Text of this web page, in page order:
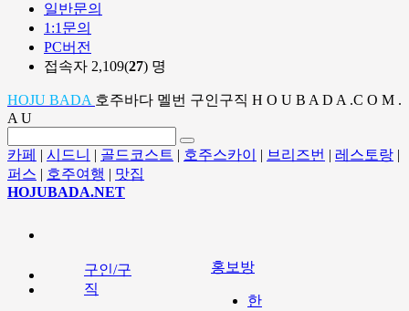
일반문의
1:1문의
PC버전
접속자 2,109(27) 명
HOJU BADA 호주바다 멜번 구인구직 H O U B A D A .C O M .
A U
카페 | 시드니 | 골드코스트 | 호주스카이 | 브리즈번 | 레스토랑 |
퍼스 | 호주여행 | 맛집
HOJUBADA.NET
구인/구
직
홍보방
한